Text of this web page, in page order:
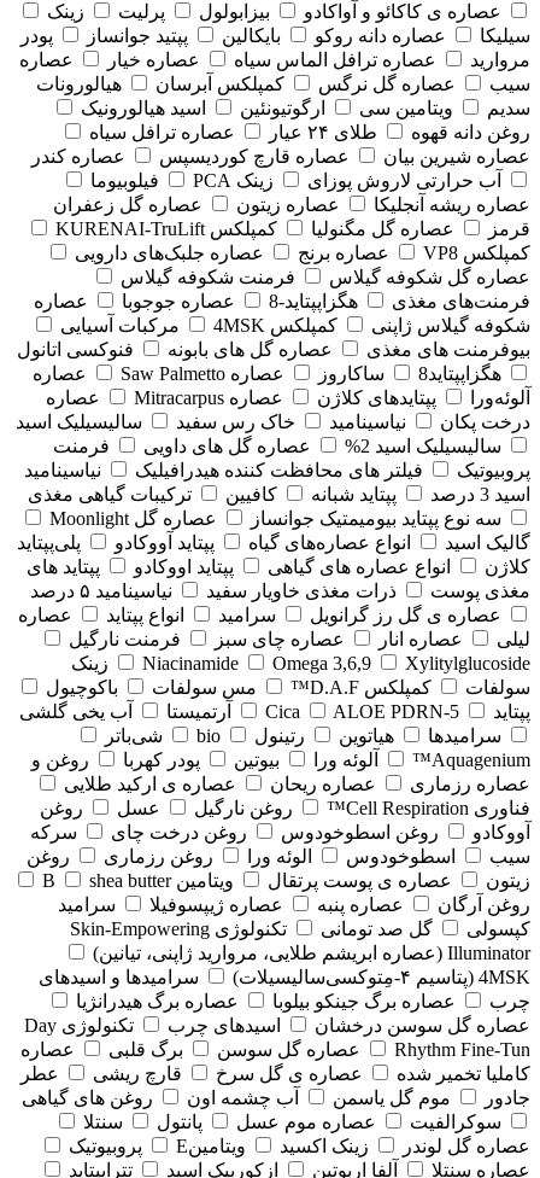
عصاره ی کاکائو و آواکادو
بیزابولول پرلیت
زینک
سیلیکا
عصاره دانه روکو بایکالین پپتید جوانساز
پودر
مروارید
عصاره ترافل الماس سیاه عصاره خیار
عصاره
سیب
عصاره گل نرگس کمپلکس آبرسان
هیالورونات
سدیم
ویتامین سی ارگوتیونئین
اسید هیالورونیک
روغن دانه قهوه
طلای ۲۴ عیار
عصاره ترافل سیاه
عصاره شیرین بیان
عصاره قارچ کوردیسپس
عصاره کندر
آب حرارتی لاروش پوزای
زینک PCA
فیلوبیوما
عصاره ریشه آنجلیکا
عصاره زیتون
عصاره گل زعفران
قرمز
عصاره گل مگنولیا
کمپلکس KURENAI-TruLift
کمپلکس VP8
عصاره برنج
عصاره جلبک‌های دارویی
عصاره گل شکوفه گیلاس
فرمنت شکوفه گیلاس
فرمنت‌های مغذی
هگزاپپتاید-8 عصاره جوجوبا
عصاره
شکوفه گیلاس ژاپنی
کمپلکس 4MSK
مرکبات آسیایی
بیوفرمنت های مغذی
عصاره گل های بابونه
فنوکسی اتانول
هگزاپپتاید8
ساکاروز عصاره Saw Palmetto
عصاره
آلوئه‌ورا
پپتایدهای کلاژن عصاره Mitracarpus
عصاره
درخت پکان
نیاسینامید خاک رس سفید
سالیسیلیک اسید
سالیسیلیک اسید 2%
عصاره گل های داویی
فرمنت
پروبیوتیک
فیلتر های محافظت کننده هیدرافیلیک
نیاسینامید
اسید 3 درصد
پپتاید شبانه کافیین
ترکیبات گیاهی مغذی
سه نوع پپتاید بیومیمتیک جوانساز
عصاره گل Moonlight
گالیک اسید
انواع عصاره‌های گیاه پپتاید آووکادو
پلی‌پپتاید
کلاژن
انواع عصاره های گیاهی پپتاید اووکادو
پپتاید های
مغذی پوست
ذرات مغذی خاویار سفید
نیاسینامید ۵ درصد
عصاره ی گل رز گرانویل
سرامید انواع پپتاید
عصاره
لیلی
عصاره انار عصاره چای سبز
فرمنت نارگیل
Niacinamide
Omega 3,6,9 Xylitylglucoside
زینک
سولفات
کمپلکس D.A.F™ مس سولفات
باکوچیول
پپتاید
5-Cica
ALOE PDRN آرتمیستا
آب یخی گلشی
سرامیدها
هیاتوین رتینول bio
شی‌باتر
Aquagenium™
آلوئه ورا بیوتین پودر کهربا
روغن و
عصاره رزماری
عصاره ریحان
عصاره ی ارکید طلایی
فناوری Cell Respiration™
روغن نارگیل عسل
روغن
آووکادو
روغن اسطوخودوس روغن درخت چای
سرکه
سیب
اسطوخودوس الوئه ورا روغن رزماری
روغن
زیتون
عصاره ی پوست پرتقال ویتامین Bshea butter
روغن آرگان
عصاره پنبه عصاره ژیپسوفیلا
سرامید
کپسولی
گل صد تومانی
تکنولوژی Skin-Empowering
Illuminator (عصاره ابریشم طلایی، مروارید ژاپنی، تیانین)
4MSK (پتاسیم ۴‑مِتوکسی‌سالیسیلات)
سرامیدها و اسیدهای
چرب
عصاره برگ جینکو بیلوبا
عصاره برگ هیدرانژیا
عصاره گل سوسن درخشان
اسیدهای چرب
تکنولوژی Day
Rhythm Fine‑Tun
عصاره گل سوسن برگ قلبی
عصاره
کاملیا تخمیر شده
عصاره ی گل سرخ قارچ ریشی
عطر
جادور
موم گل یاسمن آب چشمه اون
روغن های گیاهی
سوکرالفیت
عصاره موم عسل پانتول
سنتلا
عصاره گل لوندر
زینک اکسید ویتامینE
پروبیوتیک
عصاره سنتلا
آلفا اربوتین ازکوربیک اسید تتراپپتاید